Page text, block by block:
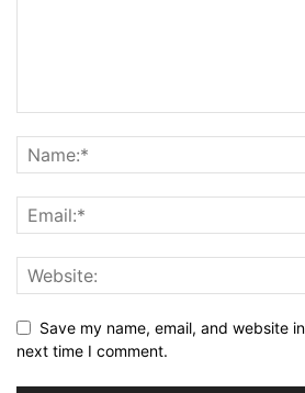
Save my name, email, and website
next time I comment.